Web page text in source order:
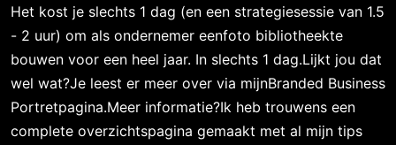
Het kost je slechts 1 dag (en een strategiesessie van 1.5
- 2 uur) om als ondernemer eenfoto bibliotheekte
bouwen voor een heel jaar. In slechts 1 dag.Lijkt jou dat
wel wat?Je leest er meer over via mijnBranded Business
Portretpagina.Meer informatie?Ik heb trouwens een
complete overzichtspagina gemaakt met al mijn tips